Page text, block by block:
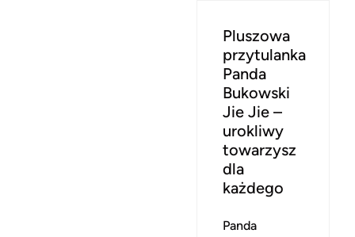
Pluszowa
przytulanka
Panda
Bukowski
Jie Jie –
urokliwy
towarzysz
dla
każdego
Panda